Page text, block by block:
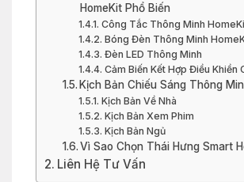
HomeKit Phổ Biến
Công Tắc Thông Minh
Bóng Đèn Thông Minh
Đèn LED Thông Minh
Cảm Biến Kết Hợp Điều Khiền
Kịch Bản Chiếu Sáng Thông
Kịch Bản Về Nhà
Kịch Bản Xem Phim
Kịch Bản Ngủ
Vì Sao Chọn Thái Hưng Smart
Liên Hệ Tư Vấn